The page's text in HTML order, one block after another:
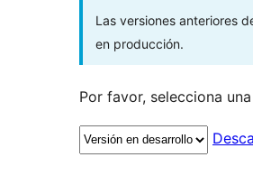
Las versiones anteriores
en producción.
Por favor, selecciona